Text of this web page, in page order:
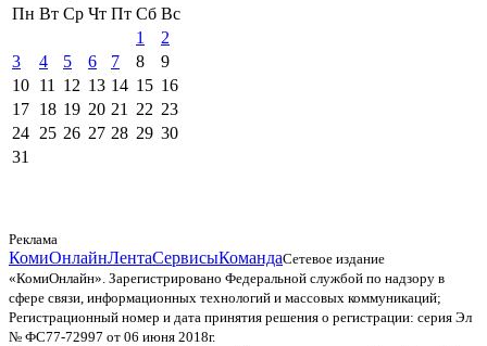
Пн Вт Ср Чт Пт Сб Вс
1
2
3
4 5 6 7 8
9
10 11 12 13 14 15 16
17 18 19 20 21 22 23
24 25 26 27 28 29 30
31
Реклама
КомиОнлайнЛентаСервисыКомандаСетевое издание
«КомиОнлайн». Зарегистрировано Федеральной службой по надзору в
сфере связи, информационных технологий и массовых коммуникаций;
Регистрационный номер и дата принятия решения о регистрации: серия Эл
№ ФС77-72997 от 06 июня 2018г.